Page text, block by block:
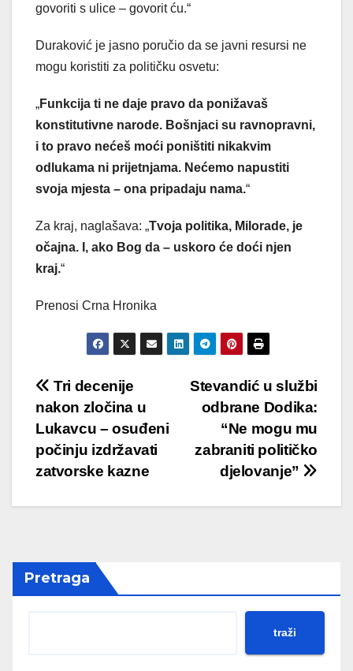
govoriti s ulice – govorit ću.“
Duraković je jasno poručio da se javni resursi ne
mogu koristiti za političku osvetu:
„Funkcija ti ne daje pravo da ponižavaš
konstitutivne narode. Bošnjaci su ravnopravni,
i to pravo nećeš moći poništiti nikakvim
odlukama ni prijetnjama. Nećemo napustiti
svoja mjesta – ona pripadaju nama.“
Za kraj, naglašava: „Tvoja politika, Milorade, je
očajna. I, ako Bog da – uskoro će doći njen
kraj.“
Prenosi Crna Hronika
Post
navigation
Stevandić u službi
odbrane Dodika:
“Ne mogu mu
zabraniti političko
djelovanje”
Tri decenije
nakon zločina u
Lukavcu – osuđeni
počinju izdržavati
zatvorske kazne
Pretraga
traži